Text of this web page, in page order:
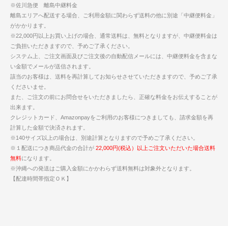
※佐川急便 離島中継料金
離島エリアへ配送する場合、ご利用金額に関わらず送料の他に別途「中継便料金」
がかかります。
※22,000円以上お買い上げの場合、通常送料は、無料となりますが、中継便料金は
ご負担いただきますので、予めご了承ください。
システム上、ご注文画面及びご注文後の自動配信メールには、中継便料金を含まな
い金額でメールが送信されます。
該当のお客様は、送料を再計算してお知らせさせていただきますので、予めご了承
くださいませ。
また、ご注文の前にお問合せをいただきましたら、正確な料金をお伝えすることが
出来ます。
クレジットカード、Amazonpayをご利用のお客様につきましても、請求金額を再
計算した金額で決済されます。
※140サイズ以上の場合は、別途計算となりますので予めご了承ください。
※１配送につき商品代金の合計が 22,000円(税込）以上ご注文いただいた場合送料
無料になります。
※沖縄への発送はご購入金額にかかわらず送料無料は対象外となります。
【配達時間帯指定ＯＫ】